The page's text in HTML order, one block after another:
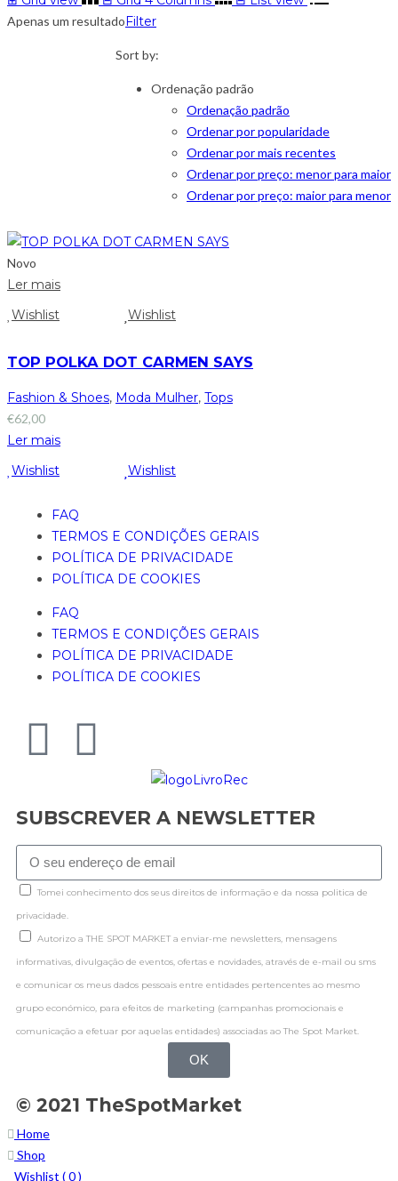
Apenas um resultadoFilter
Sort by:
Ordenação padrão
Ordenação padrão
Ordenar por popularidade
Ordenar por mais recentes
Ordenar por preço: menor para maior
Ordenar por preço: maior para menor
Novo
Ler mais
Wishlist
Wishlist
TOP POLKA DOT CARMEN SAYS
Fashion & Shoes, Moda Mulher, Tops
€62,00
Ler mais
Wishlist
Wishlist
FAQ
TERMOS E CONDIÇÕES GERAIS
POLÍTICA DE PRIVACIDADE
POLÍTICA DE COOKIES
FAQ
TERMOS E CONDIÇÕES GERAIS
POLÍTICA DE PRIVACIDADE
POLÍTICA DE COOKIES
SUBSCREVER A NEWSLETTER
Tomei conhecimento dos seus direitos de informação e da nossa politica de
privacidade.
Autorizo a THE SPOT MARKET a enviar-me newsletters, mensagens
informativas, divulgação de eventos, ofertas e novidades, através de e-mail ou sms
e comunicar os meus dados pessoais entre entidades pertencentes ao mesmo
grupo económico, para efeitos de marketing (campanhas promocionais e
comunicação a efetuar por aquelas entidades) associadas ao The Spot Market.
OK
© 2021 TheSpotMarket
Home
Shop
Wishlist (0)